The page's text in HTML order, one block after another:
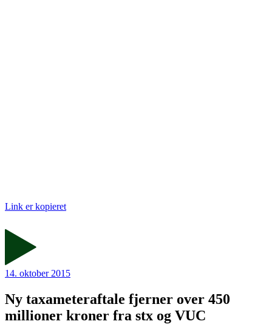
Link er kopieret
14. oktober 2015
Ny taxameteraftale fjerner over 450
millioner kroner fra stx og VUC